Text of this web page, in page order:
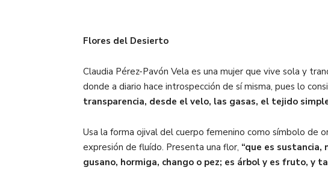
Flores del Desierto
Claudia Pérez-Pavón Vela es una mujer que vive sola y
donde a diario hace introspección de sí misma, pues lo
transparencia, desde el velo, las gasas, el tejido
Usa la forma ojival del cuerpo femenino como símbolo de
expresión de fluído. Presenta una flor, “que es
gusano, hormiga, chango o pez; es árbol y es fruto, y